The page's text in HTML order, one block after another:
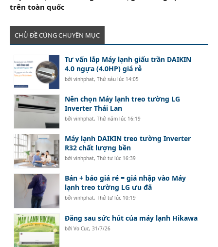
trên toàn quốc
CHỦ ĐỀ CÙNG CHUYÊN MỤC
Tư vấn lắp Máy lạnh giấu trần DAIKIN
4.0 ngựa (4.0HP) giá rẻ
bởivinhphat,Thứ sáu lúc 14:05
Nên chọn Máy lạnh treo tường LG
Inverter Thái Lan
bởivinhphat,Thứ năm lúc 16:19
Máy lạnh DAIKIN treo tường Inverter
R32 chất lượng bền
bởivinhphat,Thứ tư lúc 16:39
Bán + báo giá rẻ = giá nhập vào Máy
lạnh treo tường LG ưu đã
bởivinhphat,Thứ tư lúc 10:19
Đằng sau sức hút của máy lạnh Hikawa
bởiVo Cuc,31/7/26